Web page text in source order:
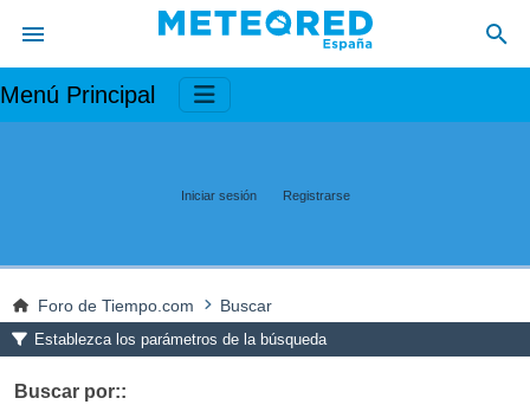
Menú Principal
Iniciar sesión Registrarse
Foro de Tiempo.com Buscar
Establezca los parámetros de la búsqueda
Buscar por::